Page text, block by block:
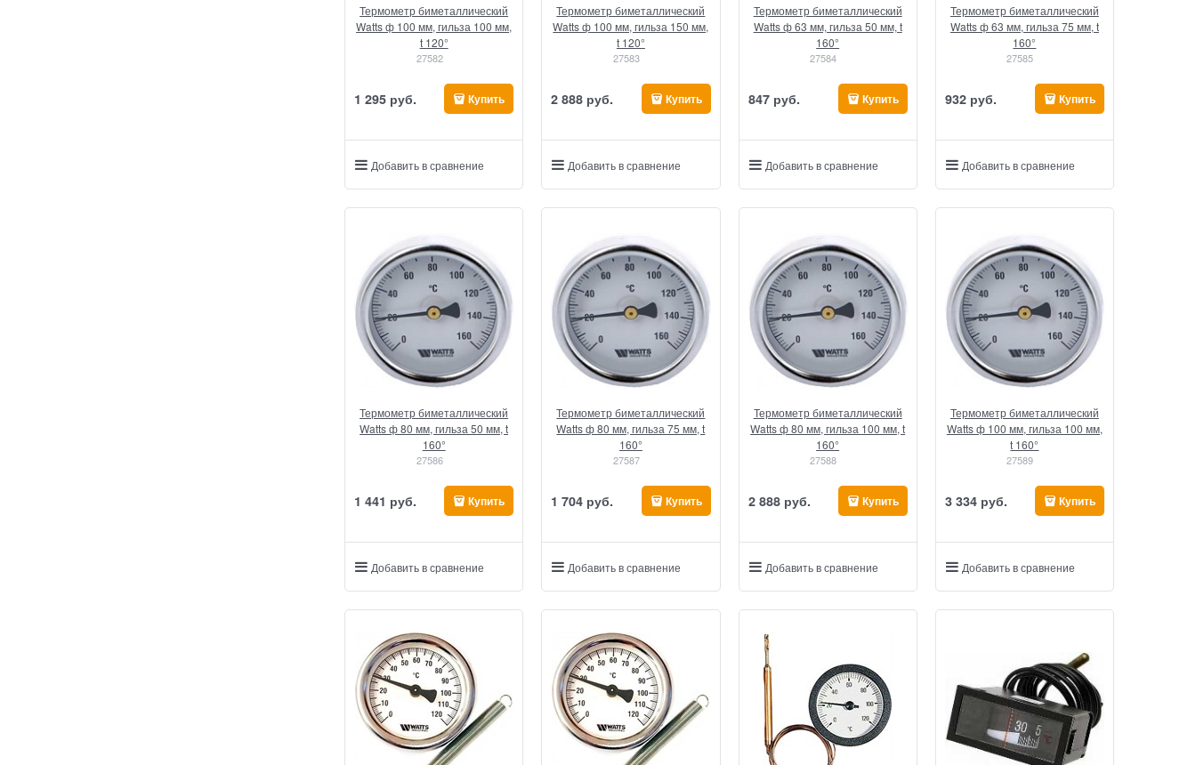
Термометр биметаллический
Watts ф 100 мм, гильза 100 мм,
t 120°
27582
1 295 руб. Купить
Добавить в сравнение
Термометр биметаллический
Watts ф 100 мм, гильза 150 мм,
t 120°
27583
2 888 руб. Купить
Добавить в сравнение
Термометр биметаллический
Watts ф 63 мм, гильза 50 мм, t
160°
27584
847 руб. Купить
Добавить в сравнение
Термометр биметаллический
Watts ф 63 мм, гильза 75 мм, t
160°
27585
932 руб. Купить
Добавить в сравнение
Термометр биметаллический
Watts ф 80 мм, гильза 50 мм, t
160°
27586
1 441 руб. Купить
Добавить в сравнение
Термометр биметаллический
Watts ф 80 мм, гильза 75 мм, t
160°
27587
1 704 руб. Купить
Добавить в сравнение
Термометр биметаллический
Watts ф 80 мм, гильза 100 мм, t
160°
27588
2 888 руб. Купить
Добавить в сравнение
Термометр биметаллический
Watts ф 100 мм, гильза 100 мм,
t 160°
27589
3 334 руб. Купить
Добавить в сравнение